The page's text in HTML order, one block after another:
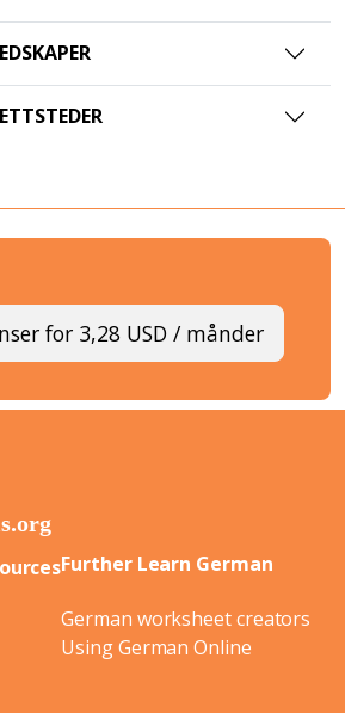
for 3,28 USD / månder
Further Learn German
German worksheet creators
Using German Online